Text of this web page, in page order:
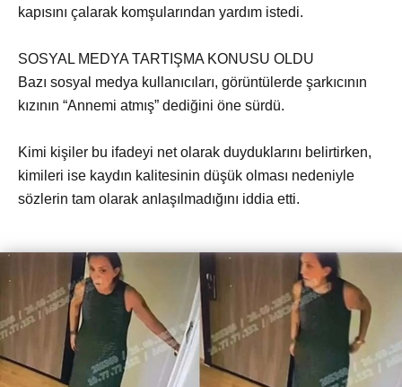
kapısını çalarak komşularından yardım istedi.
SOSYAL MEDYA TARTIŞMA KONUSU OLDU
Bazı sosyal medya kullanıcıları, görüntülerde şarkıcının
kızının “Annemi atmış” dediğini öne sürdü.
Kimi kişiler bu ifadeyi net olarak duyduklarını belirtirken,
kimileri ise kaydın kalitesinin düşük olması nedeniyle
sözlerin tam olarak anlaşılmadığını iddia etti.